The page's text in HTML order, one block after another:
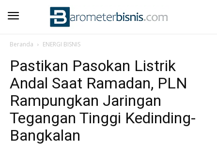
Beranda ENERGI BISNIS
Pastikan Pasokan Listrik
Andal Saat Ramadan, PLN
Rampungkan Jaringan
Tegangan Tinggi Kedinding-
Bangkalan